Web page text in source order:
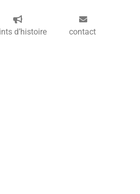
d’histoire contact